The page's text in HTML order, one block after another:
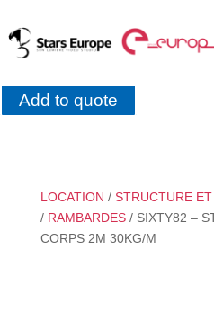
Add to quote
LOCATION / STRUCTURE
/ RAMBARDES/ SIXTY82 –
CORPS 2M 30KG/M